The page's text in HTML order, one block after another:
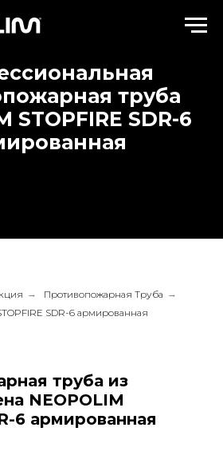
труба
STOPFIRE SDR-6
→ Противопожарная Труба →
SDR-6 армированная
труба из
NEOPOLIM
6 армированная